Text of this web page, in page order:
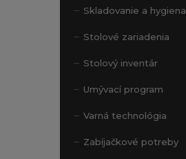
Skladovanie a hygiena
Stolové zariadenia
Stolový inventár
Umývací program
Varná technológia
Zabíjačkové potreby